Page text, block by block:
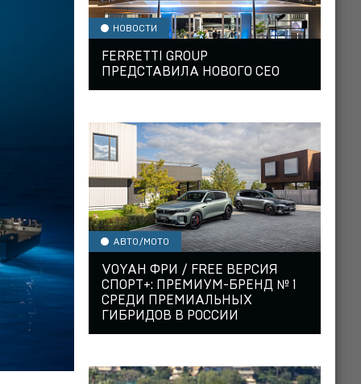
НОВОСТИ
FERRETTI GROUP
ПРЕДСТАВИЛА НОВОГО CEO
АВТО/МОТО
VOYAH ФРИ / FREE ВЕРСИЯ
СПОРТ+: ПРЕМИУМ-БРЕНД № 1
СРЕДИ ПРЕМИАЛЬНЫХ
ГИБРИДОВ В РОССИИ